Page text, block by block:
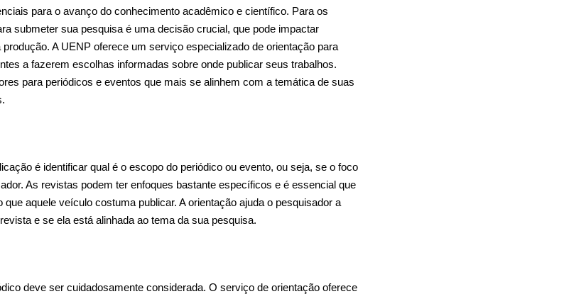
para o avanço do conhecimento acadêmico e científico. Para os
submeter sua pesquisa é uma decisão crucial, que pode impactar
A UENP oferece um serviço especializado de orientação para
a fazerem escolhas informadas sobre onde publicar seus trabalhos.
para periódicos e eventos que mais se alinhem com a temática de suas
é identificar qual é o escopo do periódico ou evento, ou seja, se o foco
As revistas podem ter enfoques bastante específicos e é essencial que
aquele veículo costuma publicar. A orientação ajuda o pesquisador a
e se ela está alinhada ao tema da sua pesquisa.
deve ser cuidadosamente considerada. O serviço de orientação oferece